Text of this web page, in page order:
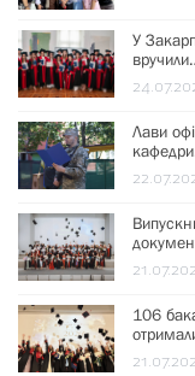
У
Лави
106